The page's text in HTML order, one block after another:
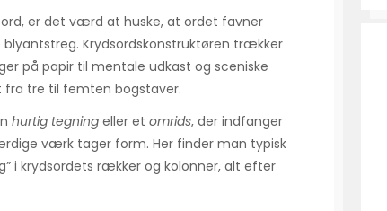
er det værd at huske, at ordet favner
Krydsordskonstruktøren trækker
på papir til mentale udkast og sceniske
fra tre til femten bogstaver.
hurtig tegning eller et omrids, der indfanger
værk tager form. Her finder man typisk
i krydsordets rækker og kolonner, alt efter